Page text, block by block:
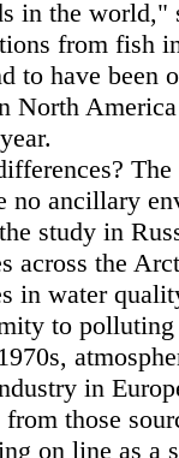
in the
from fish
to have been
North
no ancillary
study in
across the
in water
to polluting
in
those
on line as a